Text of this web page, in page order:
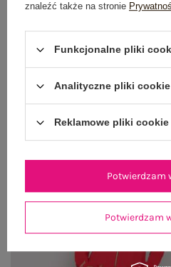
WYSYŁKA I DOSTAWA
ZWROTY I REKLAMACJE
OSTATNIO
znaleźć także na stronie
Funkcjonalne pliki
Analityczne pliki cookie
Reklamowe pliki cookie
Potwierdzam
Potwierdzam